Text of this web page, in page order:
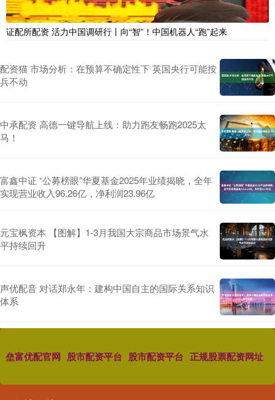
证配所配资 活力中国调研行丨向“智”！中国机器人“跑”起来
配资猫 市场分析：在预算不确定性下 英国央行可能按
兵不动
中承配资 高德一键导航上线：助力跑友畅跑2025太
马！
富鑫中证 “公募榜眼”华夏基金2025年业绩揭晓，全年
实现营业收入96.26亿，净利润23.96亿
元宝枫资本 【图解】1-3月我国大宗商品市场景气水
平持续回升
声优配音 对话郑永年：建构中国自主的国际关系知识
体系
垒富优配官网 股市配资平台 股市配资平台 正规股票配资网址